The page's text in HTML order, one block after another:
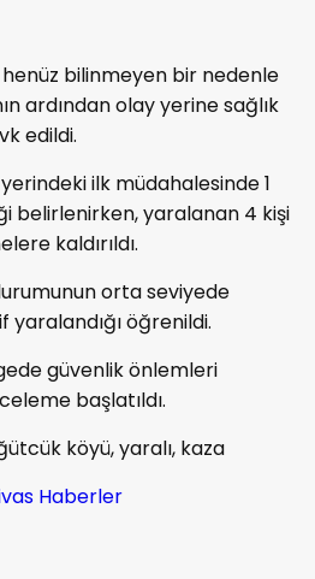
bilinmeyen bir nedenle
ardından olay yerine sağlık
edildi.
ilk müdahalesinde 1
belirlenirken, yaralanan 4 kişi
kaldırıldı.
orta seviyede
yaralandığı öğrenildi.
güvenlik önlemleri
başlatıldı.
köyü, yaralı, kaza
Haberler